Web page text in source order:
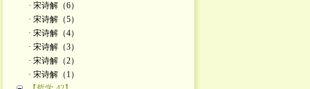
· 宋诗解（6）
· 宋诗解（5）
· 宋诗解（4）
· 宋诗解（3）
· 宋诗解（2）
· ​宋诗解（1）